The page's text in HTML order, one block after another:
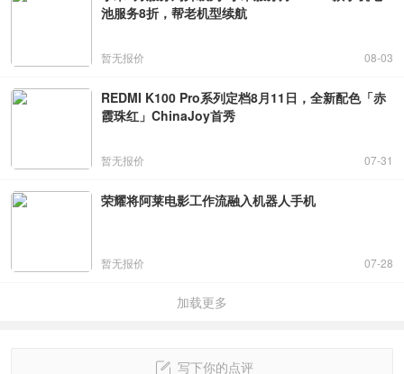
池服务8折，帮老机型续航
暂无报价 08-03
REDMI K100 Pro系列定档8月11日，全新配色「赤
霞珠红」ChinaJoy首秀
暂无报价 07-31
荣耀将阿莱电影工作流融入机器人手机
暂无报价 07-28
加载更多
写下你的点评